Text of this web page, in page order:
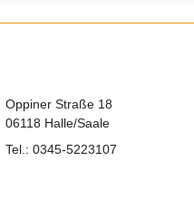
Oppiner Straße 18
06118 Halle/Saale
Tel.: 0345-5223107